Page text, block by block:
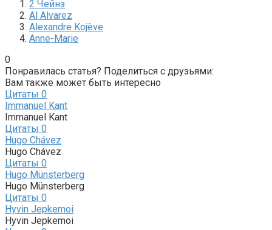
2 Чейнз
Al Alvarez
Alexandre Kojève
Anne-Marie
0
Понравилась статья? Поделиться с друзьями:
Вам также может быть интересно
Цитаты 0
Immanuel Kant
Immanuel Kant
Цитаты 0
Hugo Chávez
Hugo Chávez
Цитаты 0
Hugo Münsterberg
Hugo Münsterberg
Цитаты 0
Hyvin Jepkemoi
Hyvin Jepkemoi